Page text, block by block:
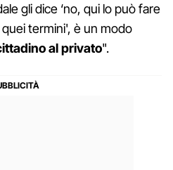
gli dice ‘no, qui lo può fare
termini', è un modo
al privato".